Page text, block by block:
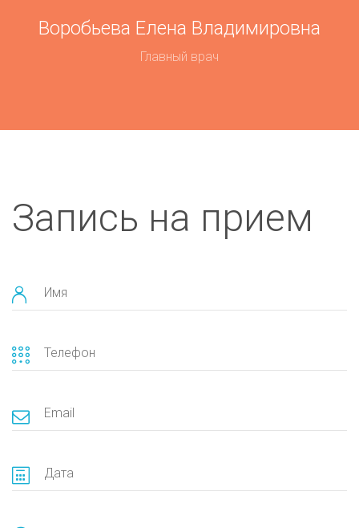
Воробьева Елена Владимировна
Главный врач
Запись на прием